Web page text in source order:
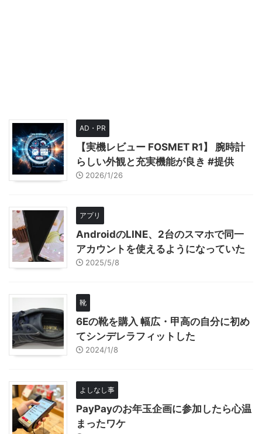
AD・PR
【実機レビュー FOSMET R1】 腕時計
らしい外観と充実機能が良き #提供
2026/1/26
アプリ
AndroidのLINE、2台のスマホで同一
アカウントを使えるようになっていた
2025/5/8
靴
6Eの靴を購入 幅広・甲高の自分に初め
てシンデレラフィットした
2024/1/8
よしなし事
PayPayのお年玉企画に参加したら心温
まったワケ